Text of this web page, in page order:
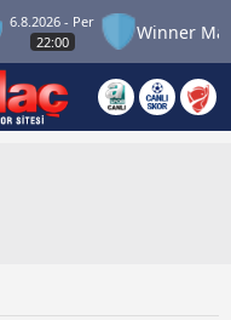
- Per
22:00
Winner